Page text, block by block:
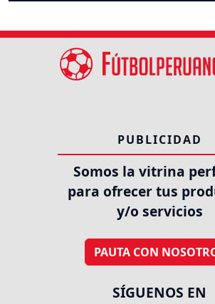
PUBLICIDAD
Somos la vitrina
para ofrecer tus
y/o servicios
PAUTA CON
SÍGUENOS EN